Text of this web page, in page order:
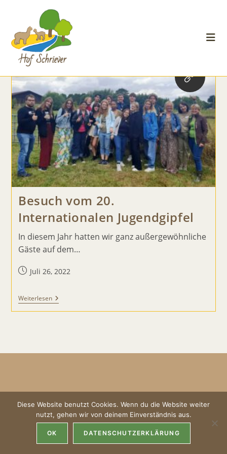
springen
Monatsarchiv: Juli 2022
2022 > Juli
Besuch vom 20.
Internationalen Jugendgipfel
In diesem Jahr hatten wir ganz außergewöhnliche
Gäste auf dem…
BeitragJuli 26, 2022
WeiterlesenBesuch
Vom
20.
Impressum AGBs Datenschutz
Copyright 2026 - Hof Schriever
Diese Website benutzt Cookies. Wenn du die Website weiter
nutzt, gehen wir von deinem Einverständnis aus.
OK DATENSCHUTZERKLÄRUNG